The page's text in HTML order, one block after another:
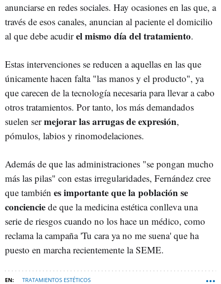
anunciarse en redes sociales. Hay ocasiones en las que, a
través de esos canales, anuncian al paciente el domicilio
al que debe acudirel mismo día del tratamiento.
Estas intervenciones se reducen a aquellas en las que
únicamente hacen falta "las manos y el producto", ya
que carecen de la tecnología necesaria para llevar a cabo
otros tratamientos. Por tanto, los más demandados
suelen sermejorar las arrugas de expresión,
pómulos, labios y rinomodelaciones.
Además de que las administraciones "se pongan mucho
más las pilas" con estas irregularidades, Fernández cree
que también es importante que la población se
conciencie de que la medicina estética conlleva una
serie de riesgos cuando no los hace un médico, como
reclama la campaña 'Tu cara ya no me suena' que ha
puesto en marcha recientemente la SEME.
TRATAMIENTOS ESTÉTICOS